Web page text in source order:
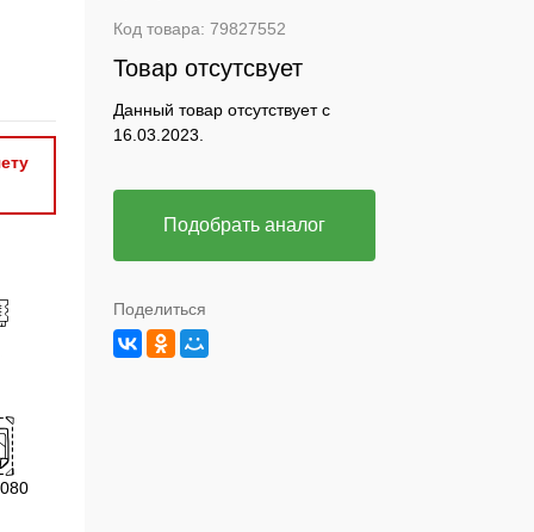
Код товара: 79827552
Товар отсутсвует
Данный товар отсутствует с
16.03.2023.
Подобрать аналог
Поделиться